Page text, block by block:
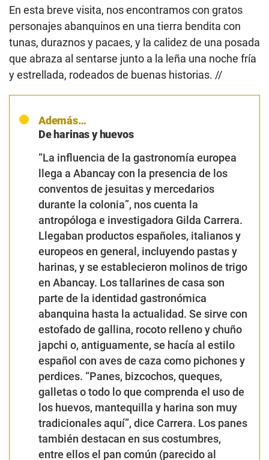
En esta breve visita, nos encontramos con gratos
personajes abanquinos en una tierra bendita con
tunas, duraznos y pacaes, y la calidez de una posada
que abraza al sentarse junto a la leña una noche fría
y estrellada, rodeados de buenas historias. //
Además…
De harinas y huevos
“La influencia de la gastronomía europea
llega a Abancay con la presencia de los
conventos de jesuitas y mercedarios
durante la colonia”, nos cuenta la
antropóloga e investigadora Gilda Carrera.
Llegaban productos españoles, italianos y
europeos en general, incluyendo pastas y
harinas, y se establecieron molinos de trigo
en Abancay. Los tallarines de casa son
parte de la identidad gastronómica
abanquina hasta la actualidad. Se sirve con
estofado de gallina, rocoto relleno y chuño
japchi o, antiguamente, se hacía al estilo
español con aves de caza como pichones y
perdices. “Panes, bizcochos, queques,
galletas o todo lo que comprenda el uso de
los huevos, mantequilla y harina son muy
tradicionales aquí”, dice Carrera. Los panes
también destacan en sus costumbres,
entre ellos el pan común (parecido al